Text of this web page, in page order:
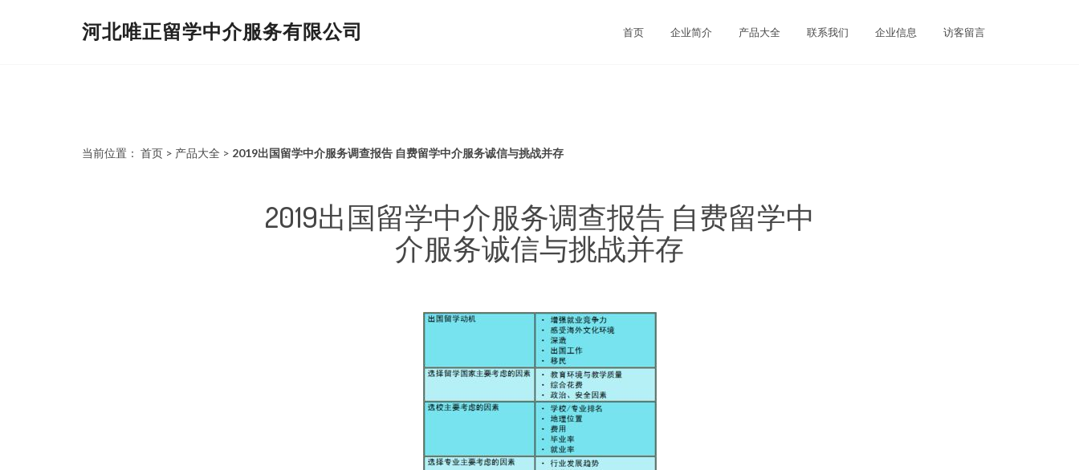
河北唯正留学中介服务有限公司 首页 企业简介 产品大全 联系我们 企业信息 访客留言
当前位置： 首页 > 产品大全 > 2019出国留学中介服务调查报告 自费留学中介服务诚信与挑战并存
2019出国留学中介服务调查报告 自费留学中
介服务诚信与挑战并存